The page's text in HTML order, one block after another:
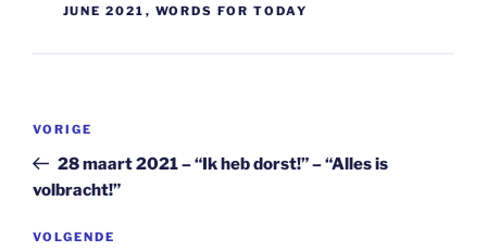
JUNE 2021 , WORDS FOR TODAY
Vorig
bericht
VORIGE
28 maart 2021 – “Ik heb dorst!” – “Alles is
volbracht!”
Volgend
VOLGENDE